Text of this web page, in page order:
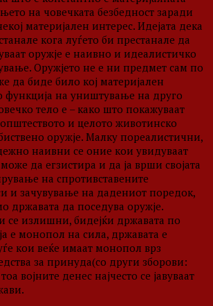
на човечката безбедност заради
материјален интерес. Идејата дека
кога луѓето би престанале да
оружје е наивно и идеалистичко
Оружјето не е ни предмет сам по
да биде било кој материјален
функција на уништување на друго
тело е – како што покажуваат
и целото животинско
оружје. Малку пореалистични,
наивни се оние кои увидуваат
да егзистира и да ја врши својата
на спротивставените
и зачувување на дадениот поредок,
државата да поседува оружје.
се излишни, бидејќи државата по
е монопол на сила, државата е
кои веќе имаат монопол врз
за принуда(со други зборови:
војните денес најчесто се јавуваат